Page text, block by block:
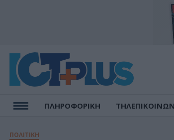
ΠΛΗΡΟΦΟΡΙΚΗ
ΠΟΛΙΤΙΚΗ